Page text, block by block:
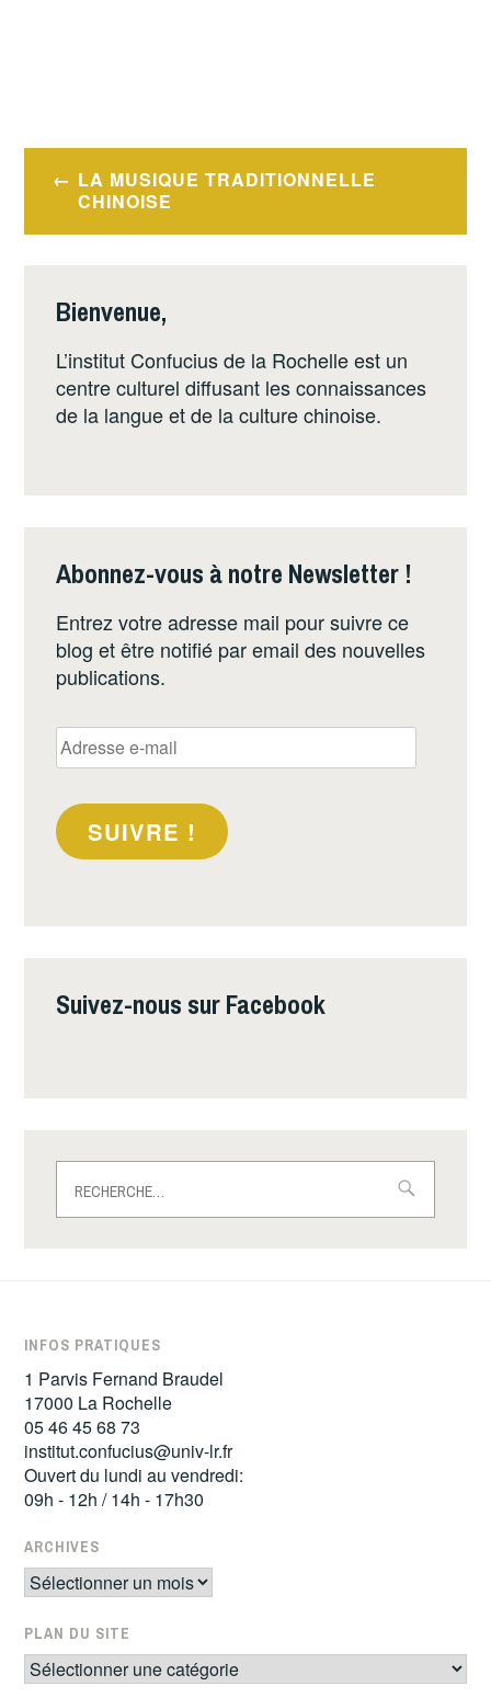
Navigation
l’article
LA MUSIQUE TRADITIONNELLE
CHINOISE
Bienvenue,
L’institut Confucius de la Rochelle est un
centre culturel diffusant les connaissances
de la langue et de la culture chinoise.
Abonnez-vous à notre Newsletter !
Entrez votre adresse mail pour suivre ce
blog et être notifié par email des nouvelles
publications.
Adresse
e-
SUIVRE !
Suivez-nous sur Facebook
INFOS PRATIQUES
1 Parvis Fernand Braudel
17000 La Rochelle
05 46 45 68 73
institut.confucius@univ-lr.fr
Ouvert du lundi au vendredi:
09h - 12h / 14h - 17h30
ARCHIVES
Archives
PLAN DU SITE
Plan
du